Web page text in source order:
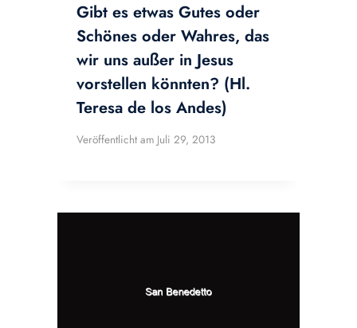
Gibt es etwas Gutes oder
Schönes oder Wahres, das
wir uns außer in Jesus
vorstellen könnten? (Hl.
Teresa de los Andes)
Veröffentlicht am Juli 29, 2013